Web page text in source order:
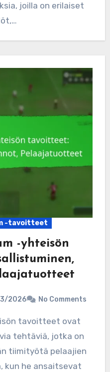
joilla on erilaiset
-tavoitteet
-yhteisön
2026 No Comments
tehtäviä, jotka on
tiimityötä pelaajien
kun he ansaitsevat